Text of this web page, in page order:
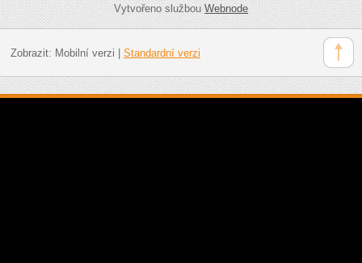
Vytvořeno službouWebnode
Zobrazit: Mobilní verzi Standardní verzi